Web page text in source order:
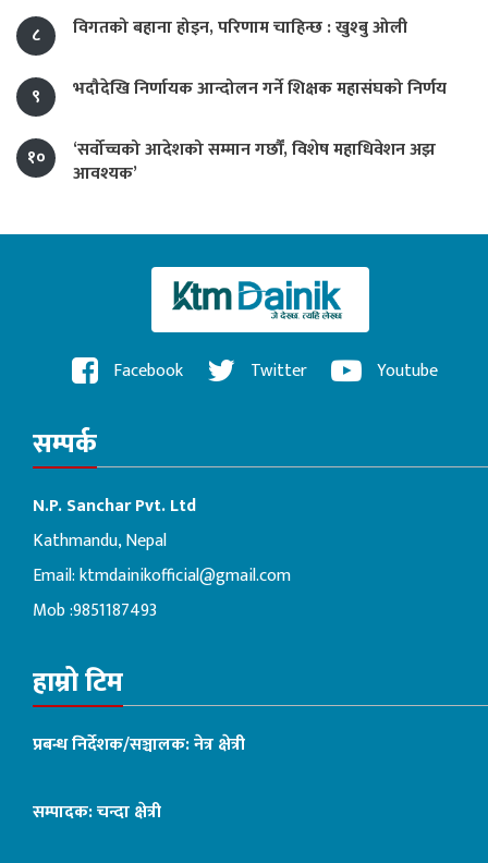
८
विगतको बहाना होइन, परिणाम चाहिन्छ : खुश्बु ओली
९ भदौदेखि निर्णायक आन्दोलन गर्ने शिक्षक महासंघको निर्णय
१०
‘सर्वोच्चको आदेशको सम्मान गर्छौं, विशेष महाधिवेशन अझ
आवश्यक’
Facebook Twitter Youtube
सम्पर्क
N.P. Sanchar Pvt. Ltd
Kathmandu, Nepal
Email:ktmdainikofficial@gmail.com
Mob :9851187493
हाम्रो टिम
प्रबन्ध निर्देशक/सञ्चालक: नेत्र क्षेत्री
सम्पादक: चन्दा क्षेत्री